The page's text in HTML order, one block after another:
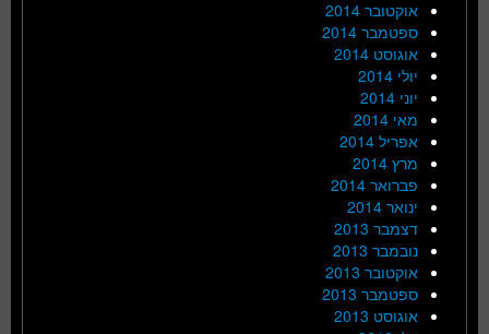
אוקטובר 2014
ספטמבר 2014
אוגוסט 2014
יולי 2014
יוני 2014
מאי 2014
אפריל 2014
מרץ 2014
פברואר 2014
ינואר 2014
דצמבר 2013
נובמבר 2013
אוקטובר 2013
ספטמבר 2013
אוגוסט 2013